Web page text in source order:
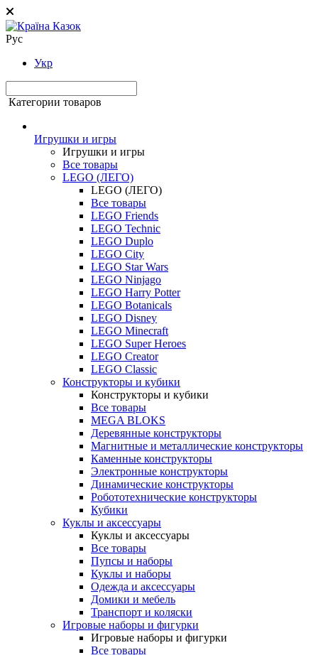
Рус
Укр
Категории товаров
Игрушки и игры
Игрушки и игры
Все товары
LEGO (ЛЕГО)
LEGO (ЛЕГО)
Все товары
LEGO Friends
LEGO Technic
LEGO Duplo
LEGO City
LEGO Star Wars
LEGO Ninjago
LEGO Harry Potter
LEGO Botanicals
LEGO Disney
LEGO Minecraft
LEGO Super Heroes
LEGO Creator
LEGO Classic
Конструкторы и кубики
Конструкторы и кубики
Все товары
MEGA BLOKS
Деревянные конструкторы
Магнитные и металлические конструкторы
Каменные конструкторы
Электронные конструкторы
Динамические конструкторы
Робототехнические конструкторы
Кубики
Куклы и аксессуары
Куклы и аксессуары
Все товары
Пупсы и наборы
Куклы и наборы
Одежда и аксессуары
Домики и мебель
Транспорт и коляски
Игровые наборы и фигурки
Игровые наборы и фигурки
Все товары